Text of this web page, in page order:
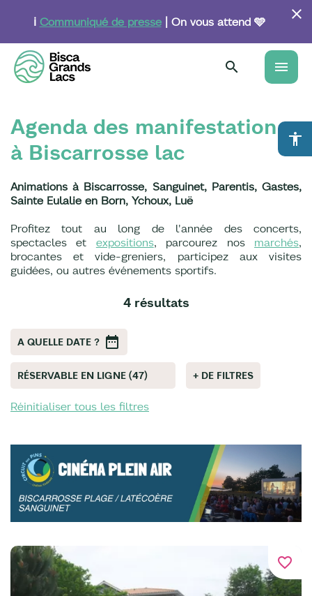
principal
ℹ️ Communiqué de presse| On vous attend 🩵
menu
accessibility
Agenda des manifestations
à Biscarrosse lac
Animations à Biscarrosse, Sanguinet, Parentis, Gastes,
Sainte Eulalie en Born, Ychoux, Luë
Profitez tout au long de l'année des concerts,
spectacles et expositions, parcourez nos marchés,
brocantes et vide-greniers, participez aux visites
guidées, ou autres événements sportifs.
4 résultats
A QUELLE DATE ?
RÉSERVABLE EN LIGNE (47) + DE FILTRES
Réinitialiser tous les filtres
favorite_border